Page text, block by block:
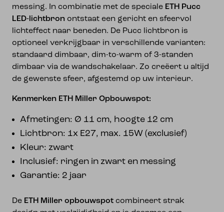
messing. In combinatie met de speciale ETH Pucc
LED-lichtbron ontstaat een gericht en sfeervol
lichteffect naar beneden. De Pucc lichtbron is
optioneel verkrijgbaar in verschillende varianten:
standaard dimbaar, dim-to-warm of 3-standen
dimbaar via de wandschakelaar. Zo creëert u altijd
de gewenste sfeer, afgestemd op uw interieur.
Kenmerken ETH Miller Opbouwspot:
Afmetingen: Ø 11 cm, hoogte 12 cm
Lichtbron: 1x E27, max. 15W (exclusief)
Kleur: zwart
Inclusief: ringen in zwart en messing
Garantie: 2 jaar
De ETH Miller opbouwspot combineert strak